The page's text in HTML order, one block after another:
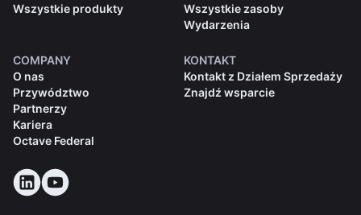
Wszystkie produkty
Wszystkie zasoby
Wydarzenia
COMPANY
O nas
Przywództwo
Partnerzy
Kariera
Octave Federal
KONTAKT
Kontakt z Działem Sprzedaży
Znajdź wsparcie